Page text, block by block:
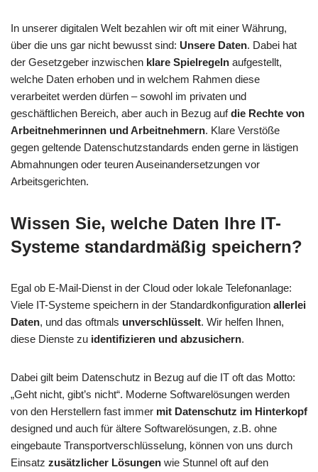
In unserer digitalen Welt bezahlen wir oft mit einer Währung,
über die uns gar nicht bewusst sind: Unsere Daten. Dabei hat
der Gesetzgeber inzwischen klare Spielregeln aufgestellt,
welche Daten erhoben und in welchem Rahmen diese
verarbeitet werden dürfen – sowohl im privaten und
geschäftlichen Bereich, aber auch in Bezug aufdie Rechte von
Arbeitnehmerinnen und Arbeitnehmern. Klare Verstöße
gegen geltende Datenschutzstandards enden gerne in lästigen
Abmahnungen oder teuren Auseinandersetzungen vor
Arbeitsgerichten.
Wissen Sie, welche Daten Ihre IT-
Systeme standardmäßig speichern?
Egal ob E-Mail-Dienst in der Cloud oder lokale Telefonanlage:
Viele IT-Systeme speichern in der Standardkonfiguration allerlei
Daten, und das oftmals unverschlüsselt. Wir helfen Ihnen,
diese Dienste zu identifizieren und abzusichern.
Dabei gilt beim Datenschutz in Bezug auf die IT oft das Motto:
„Geht nicht, gibt’s nicht“. Moderne Softwarelösungen werden
von den Herstellern fast immer mit Datenschutz im Hinterkopf
designed und auch für ältere Softwarelösungen, z.B. ohne
eingebaute Transportverschlüsselung, können von uns durch
Einsatz zusätzlicher Lösungen wie Stunnel oft auf den